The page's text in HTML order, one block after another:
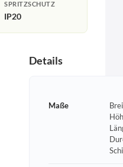
SPRITZSCHUTZ
IP20
Details
Maße